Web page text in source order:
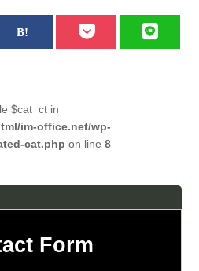
$cat_ct in
im-office.net/wp-
cat.php on line8
Form